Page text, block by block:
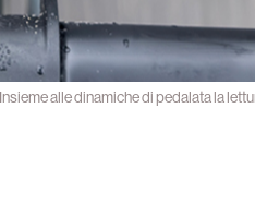
Insieme alle dinamiche di pedalata la